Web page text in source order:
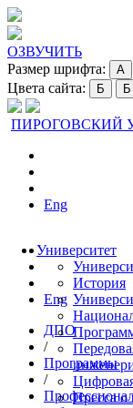
ОЗВУЧИТЬ
Размер шрифта:
A
Цвета сайта: Б Б
ПИРОГОВСКИЙ
Eng
Университет
История
Пресса о
Eng
ДПО
/
Программы
/